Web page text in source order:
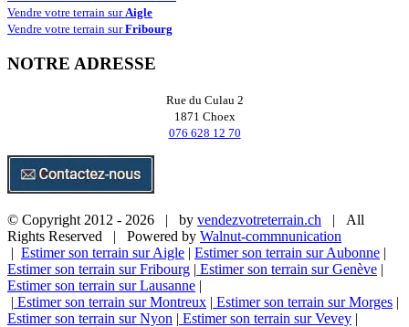
Vendre votre terrain surAigle
Vendre votre terrain surFribourg
NOTRE ADRESSE
Rue du Culau 2
1871 Choex
076 628 12 70
© Copyright 2012 - 2026 | by vendezvotreterrain.ch | All
Rights Reserved | Powered by Walnut-commnunication
| Estimer son terrain sur Aigle | Estimer son terrain sur Aubonne |
Estimer son terrain sur Fribourg | Estimer son terrain sur Genève |
Estimer son terrain sur Lausanne |
| Estimer son terrain sur Montreux | Estimer son terrain sur Morges |
Estimer son terrain sur Nyon | Estimer son terrain sur Vevey |